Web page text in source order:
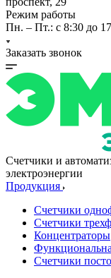
Режим работы
Пн. – Пт.: с 8:30 до
Заказать звонок
Счетчики и
электроэнергии
Продукция
Счетчики
Счетчики
Концентраторы
Счетчики